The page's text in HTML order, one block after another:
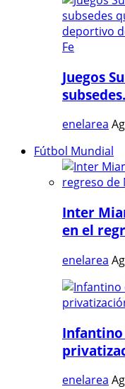
Juegos
enelarea
Fútbol Mundial
Inter
en el
enelarea
enelarea